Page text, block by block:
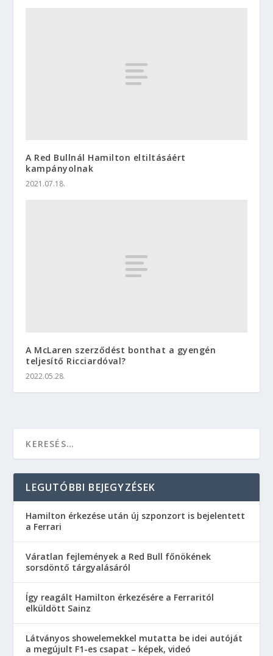
A Red Bullnál Hamilton eltiltásáért
kampányolnak
2021.07.18.
A McLaren szerződést bonthat a gyengén
teljesítő Ricciardóval?
2022.05.28.
LEGUTÓBBI BEJEGYZÉSEK
Hamilton érkezése után új szponzort is bejelentett
a Ferrari
Váratlan fejlemények a Red Bull főnökének
sorsdöntő tárgyalásáról
Így reagált Hamilton érkezésére a Ferraritól
elküldött Sainz
Látványos showelemekkel mutatta be idei autóját
a megújult F1-es csapat – képek, videó